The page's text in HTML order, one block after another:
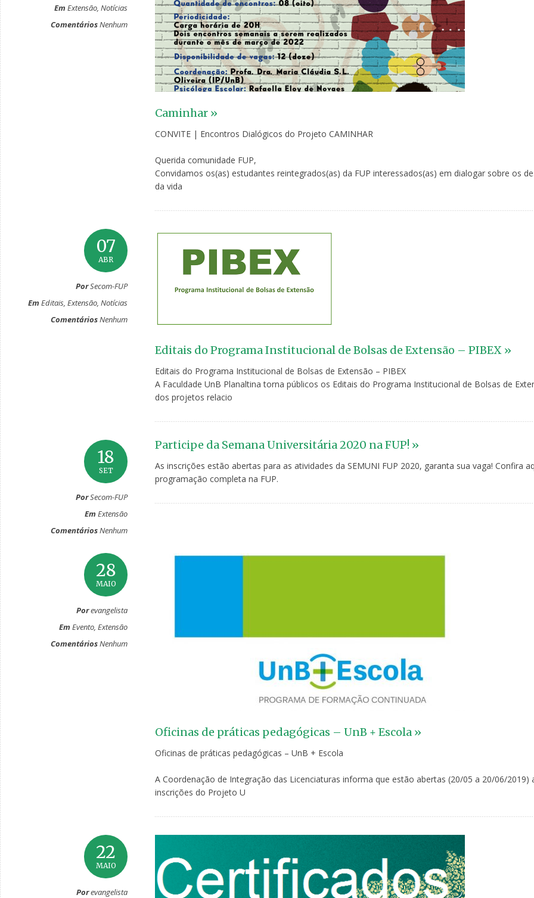
Em Extensão,Notícias
ComentáriosNenhum
Caminhar »
CONVITE | Encontros Dialógicos do Projeto CAMINHAR
Querida comunidade FUP,
Convidamos os(as) estudantes reintegrados(as) da FUP interessados(as) em dialogar sobre os
da vida
07
ABR
PorSecom-FUP
Em Editais,Extensão,Notícias
ComentáriosNenhum
Editais do Programa Institucional de Bolsas de Extensão – PIBEX »
Editais do Programa Institucional de Bolsas de Extensão – PIBEX
A Faculdade UnB Planaltina torna públicos os Editais do Programa Institucional de Bolsas de
dos projetos relacio
18
SET
PorSecom-FUP
Em Extensão
ComentáriosNenhum
Participe da Semana Universitária 2020 na FUP! »
As inscrições estão abertas para as atividades da SEMUNI FUP 2020, garanta sua vaga! Confira
programação completa na FUP.
28
MAIO
Porevangelista
Em Evento,Extensão
ComentáriosNenhum
Oficinas de práticas pedagógicas – UnB + Escola »
Oficinas de práticas pedagógicas – UnB + Escola
A Coordenação de Integração das Licenciaturas informa que estão abertas (20/05 a 20/06/2019)
inscrições do Projeto U
22
MAIO
Porevangelista